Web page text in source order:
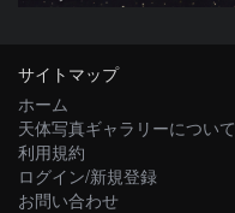
サイトマップ
ホーム
天体写真ギャラリーについて
利用規約
ログイン/新規登録
お問い合わせ